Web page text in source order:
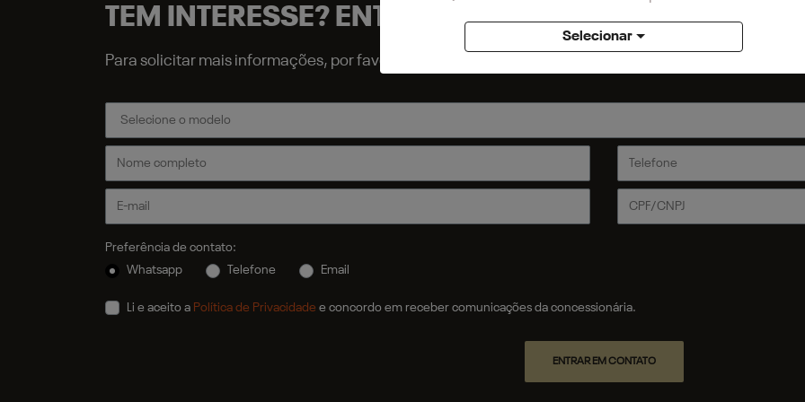
TEM INTERESSE? ENTRE EM CONTATO
Para solicitar mais informações, por favor, preencha o formulário abaixo que entraremos em
Preferência de contato:
Whatsapp
Telefone Email
Li e aceito a Política de Privacidade e concordo em receber comunicações da concessionária.
ENTRAR EM CONTATO
Selecionar